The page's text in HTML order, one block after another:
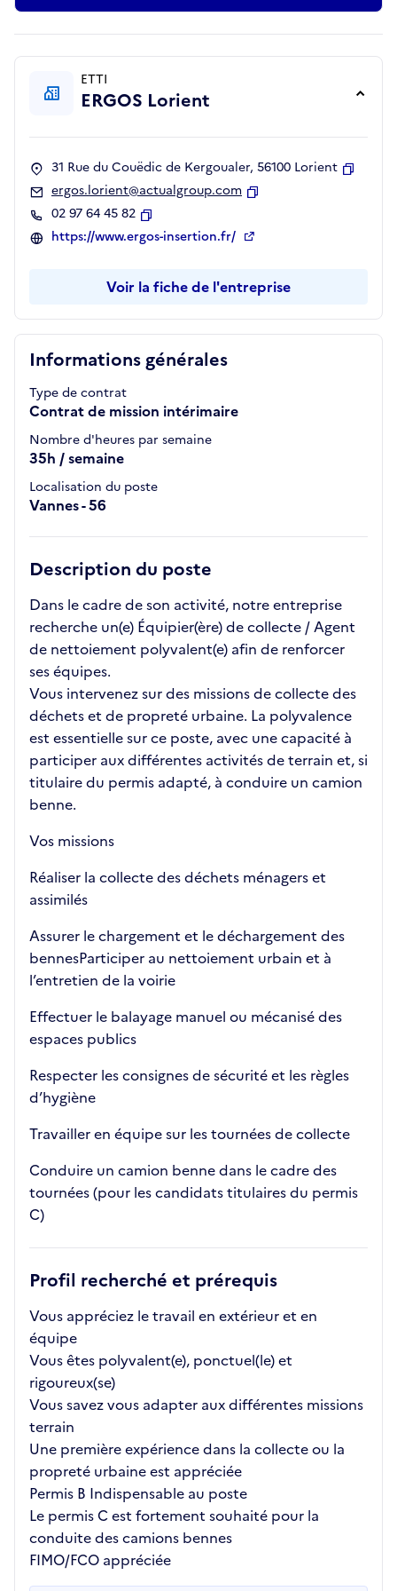
Informations générales
Type de contrat
Contrat de mission intérimaire
Nombre d'heures par semaine
35h / semaine
Localisation du poste
Vannes - 56
Description du poste
Dans le cadre de son activité, notre entreprise
recherche un(e) Équipier(ère) de collecte / Agent
de nettoiement polyvalent(e) afin de renforcer
ses équipes.
Vous intervenez sur des missions de collecte des
déchets et de propreté urbaine. La polyvalence
est essentielle sur ce poste, avec une capacité à
participer aux différentes activités de terrain et, si
titulaire du permis adapté, à conduire un camion
benne.
Vos missions
Réaliser la collecte des déchets ménagers et
assimilés
Assurer le chargement et le déchargement des
bennesParticiper au nettoiement urbain et à
l’entretien de la voirie
Effectuer le balayage manuel ou mécanisé des
espaces publics
Respecter les consignes de sécurité et les règles
d’hygiène
Travailler en équipe sur les tournées de collecte
Conduire un camion benne dans le cadre des
tournées (pour les candidats titulaires du permis
C)
Profil recherché et prérequis
Vous appréciez le travail en extérieur et en
équipe
Vous êtes polyvalent(e), ponctuel(le) et
rigoureux(se)
Vous savez vous adapter aux différentes missions
terrain
Une première expérience dans la collecte ou la
propreté urbaine est appréciée
Permis B Indispensable au poste
Le permis C est fortement souhaité pour la
conduite des camions bennes
FIMO/FCO appréciée
ETTI
ERGOS Lorient
31 Rue du Couëdic de Kergoualer, 56100 Lorient
ergos.lorient@actualgroup.com
02 97 64 45 82
Copier
https://www.ergos-insertion.fr/
Voir la fiche de l'entreprise